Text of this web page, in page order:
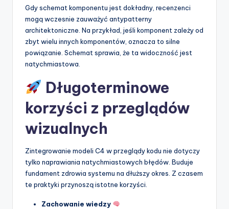
Gdy schemat komponentu jest dokładny, recenzenci
mogą wczesnie zauważyć antypatterny
architektoniczne. Na przykład, jeśli komponent zależy od
zbyt wielu innych komponentów, oznacza to silne
powiązanie. Schemat sprawia, że ta widoczność jest
natychmiastowa.
Długoterminowe
korzyści z przeglądów
wizualnych
Zintegrowanie modeli C4 w przeglądy kodu nie dotyczy
tylko naprawiania natychmiastowych błędów. Buduje
fundament zdrowia systemu na dłuższy okres. Z czasem
te praktyki przynoszą istotne korzyści.
Zachowanie wiedzy